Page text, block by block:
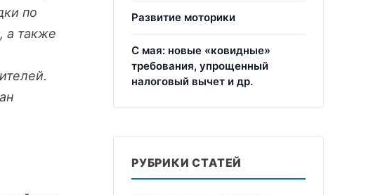
по
а также
Развитие моторики
С мая: новые «ковидные»
требования, упрощенный
налоговый вычет и др.
РУБРИКИ СТАТЕЙ